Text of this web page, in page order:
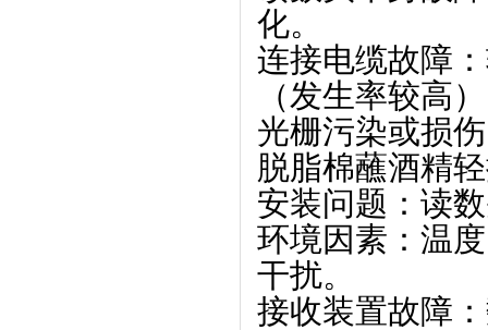
化。
连接电缆故障‌
（发生率较高
光栅污染或损
脱脂棉蘸酒精
安装问题‌：读
环境因素‌：温
干扰。
接收装置故障‌